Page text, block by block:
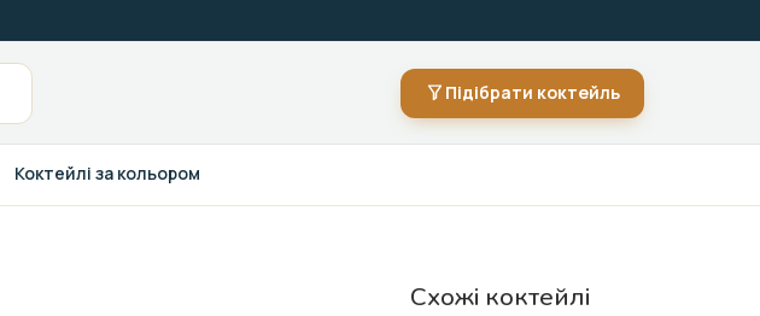
Підібрати коктейль
Коктейлі за кольором
Схожі коктейлі